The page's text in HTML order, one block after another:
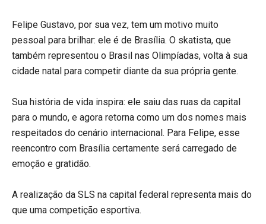
Felipe Gustavo, por sua vez, tem um motivo muito
pessoal para brilhar: ele é de Brasília. O skatista, que
também representou o Brasil nas Olimpíadas, volta à sua
cidade natal para competir diante da sua própria gente.
Sua história de vida inspira: ele saiu das ruas da capital
para o mundo, e agora retorna como um dos nomes mais
respeitados do cenário internacional. Para Felipe, esse
reencontro com Brasília certamente será carregado de
emoção e gratidão.
A realização da SLS na capital federal representa mais do
que uma competição esportiva.